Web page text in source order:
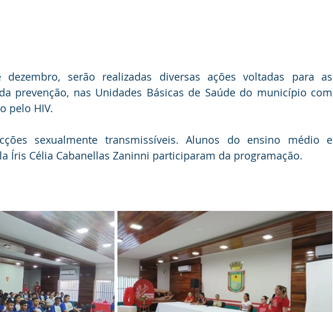
serão realizadas diversas ações voltadas para as
prevenção, nas Unidades Básicas de Saúde do município com
pelo HIV.
sexualmente transmissíveis. Alunos do ensino médio e
Íris Célia Cabanellas Zaninni participaram da programação.